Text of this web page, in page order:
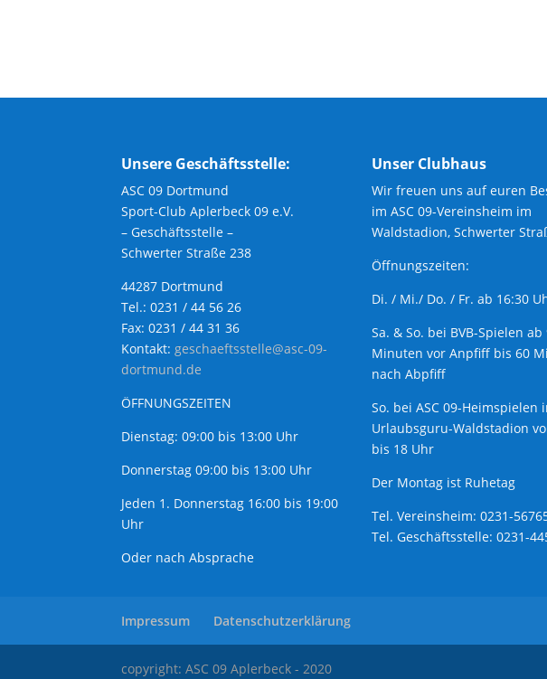
Unsere Geschäftsstelle:
ASC 09 Dortmund
Sport-Club Aplerbeck 09 e.V.
– Geschäftsstelle –
Schwerter Straße 238
44287 Dortmund
Tel.: 0231 / 44 56 26
Fax: 0231 / 44 31 36
Kontakt: geschaeftsstelle@asc-09-
dortmund.de
ÖFFNUNGSZEITEN
Dienstag: 09:00 bis 13:00 Uhr
Donnerstag 09:00 bis 13:00 Uhr
Jeden 1. Donnerstag 16:00 bis 19:00
Uhr
Oder nach Absprache
Unser Clubhaus
Wir freuen uns auf euren
im ASC 09-Vereinsheim im
Waldstadion, Schwerter
Öffnungszeiten:
Di. / Mi./ Do. / Fr. ab 16:30
Sa. & So. bei BVB-Spielen ab
Minuten vor Anpfiff bis 60
nach Abpfiff
So. bei ASC 09-Heimspielen
Urlaubsguru-Waldstadion
bis 18 Uhr
Der Montag ist Ruhetag
Tel. Vereinsheim: 0231-
Tel. Geschäftsstelle: 0231-
Impressum Datenschutzerklärung
copyright: ASC 09 Aplerbeck - 2020